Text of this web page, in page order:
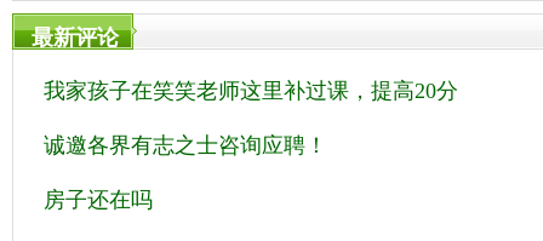
最新评论
我家孩子在笑笑老师这里补过课，提高20分
诚邀各界有志之士咨询应聘！
房子还在吗